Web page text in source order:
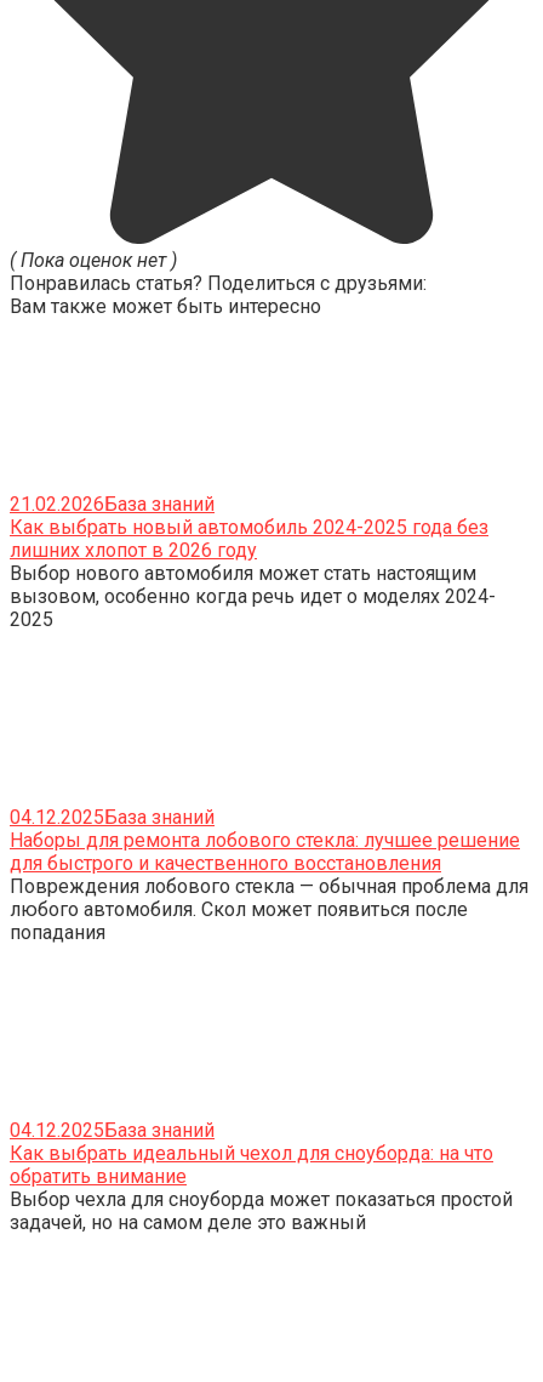
( Пока оценок нет )
Понравилась статья? Поделиться с друзьями:
Вам также может быть интересно
21.02.2026База знаний
Как выбрать новый автомобиль 2024-2025 года без
лишних хлопот в 2026 году
Выбор нового автомобиля может стать настоящим
вызовом, особенно когда речь идет о моделях 2024-
2025
04.12.2025База знаний
Наборы для ремонта лобового стекла: лучшее решение
для быстрого и качественного восстановления
Повреждения лобового стекла — обычная проблема для
любого автомобиля. Скол может появиться после
попадания
04.12.2025База знаний
Как выбрать идеальный чехол для сноуборда: на что
обратить внимание
Выбор чехла для сноуборда может показаться простой
задачей, но на самом деле это важный